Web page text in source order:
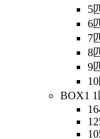
5
6
7
8
9
BOX1